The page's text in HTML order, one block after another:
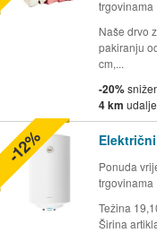
trgovinama
Naše drvo
pakiranju
cm,...
-20%
4 km
Ponuda
trgovinama
Težina
Širina
-12%